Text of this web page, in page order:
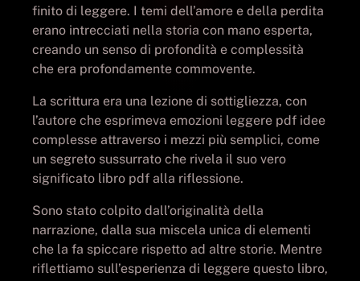
finito di leggere. I temi dell’amore e della perdita
erano intrecciati nella storia con mano esperta,
creando un senso di profondità e complessità
che era profondamente commovente.
La scrittura era una lezione di sottigliezza, con
l’autore che esprimeva emozioni leggere pdf idee
complesse attraverso i mezzi più semplici, come
un segreto sussurrato che rivela il suo vero
significato libro pdf alla riflessione.
Sono stato colpito dall’originalità della
narrazione, dalla sua miscela unica di elementi
che la fa spiccare rispetto ad altre storie. Mentre
riflettiamo sull’esperienza di leggere questo libro,